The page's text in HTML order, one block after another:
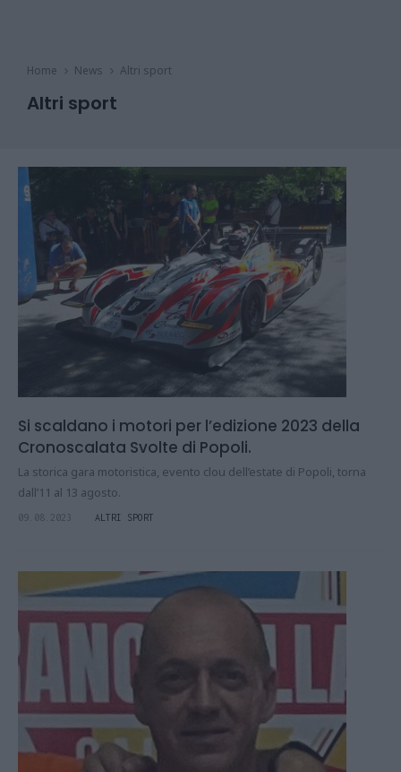
Home News Altri sport
Altri sport
Si scaldano i motori per l’edizione 2023 della
Cronoscalata Svolte di Popoli.
La storica gara motoristica, evento clou dell’estate di Popoli, torna
dall’11 al 13 agosto.
09.08.2023 ALTRI SPORT